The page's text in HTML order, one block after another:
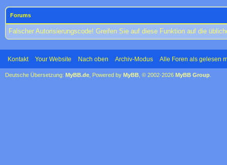
Forums
Falscher Autorisierungscode! Greifen Sie auf diese Funktion auf die
Kontakt Your Website Nach oben Archiv-Modus Alle Foren als gelesen
Deutsche Übersetzung: MyBB.de , Powered by MyBB , © 2002-2026 MyBB Group